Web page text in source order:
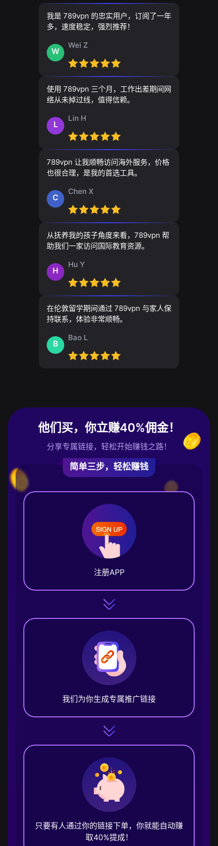
我是 789vpn 的忠实用户，订阅了一年
多，速度稳定，强烈推荐！
W
Wei Z
使用 789vpn 三个月，工作出差期间网
络从未掉过线，值得信赖。
L
Lin H
789vpn 让我顺畅访问海外服务，价格
也很合理，是我的首选工具。
C
Chen X
从抚养我的孩子角度来看，789vpn 帮
助我们一家访问国际教育资源。
H
Hu Y
在伦敦留学期间通过 789vpn 与家人保
持联系，体验非常顺畅。
B
Bao L
他们买，你立赚40%佣金！
分享专属链接，轻松开始赚钱之路！
简单三步，轻松赚钱
注册APP
我们为你生成专属推广链接
只要有人通过你的链接下单，你就能自动赚
取40%提成！